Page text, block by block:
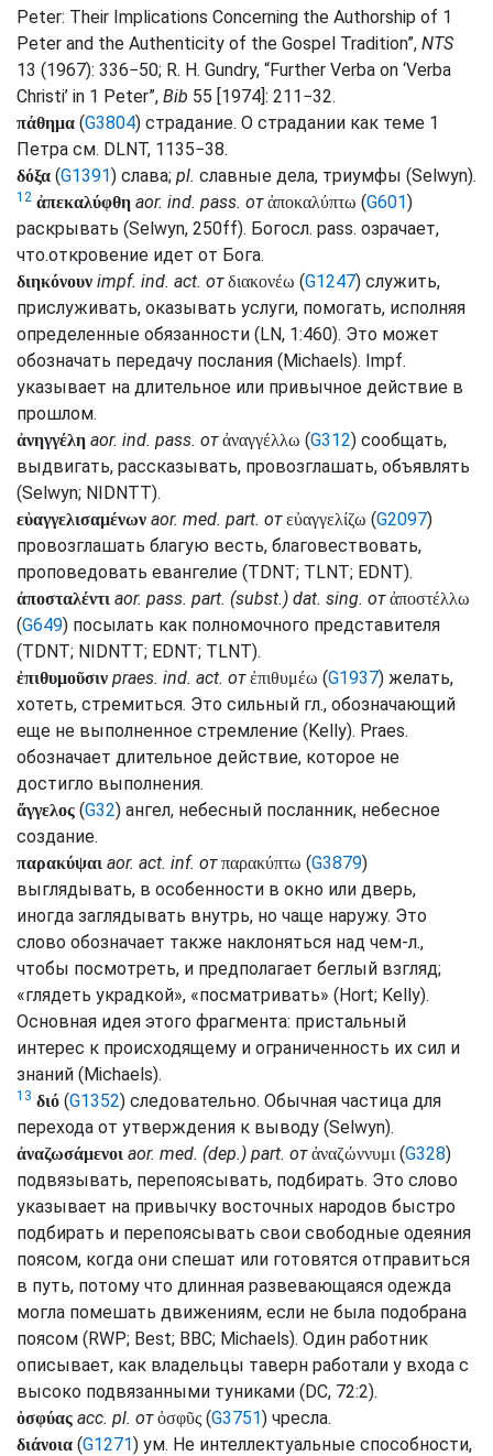
Peter: Their Implications Concerning the Authorship of 1
Peter and the Authenticity of the Gospel Tradition”, NTS
13 (1967): 336−50; R. H. Gundry, “Further Verba on ‘Verba
Christi’ in 1 Peter”, Bib 55 [1974]: 211−32.
πάθημα (G3804) страдание. О страдании как теме 1
Петра см. DLNT, 1135−38.
δόξα (G1391) слава; pl. славные дела, триумфы (Selwyn).
12 ἀπεκαλύφθη aor. ind. pass. от ἀποκαλύπτω (G601)
раскрывать (Selwyn, 250ff). Богосл. pass. озрачает,
что.откровение идет от Бога.
διηκόνουν impf. ind. act. от διακονέω (G1247) служить,
прислуживать, оказывать услуги, помогать, исполняя
определенные обязанности (LN, 1:460). Это может
обозначать передачу послания (Michaels). Impf.
указывает на длительное или привычное действие в
прошлом.
ἀνηγγέλη aor. ind. pass. от ἀναγγέλλω (G312) сообщать,
выдвигать, рассказывать, провозглашать, объявлять
(Selwyn; NIDNTT).
εὐαγγελισαμένων aor. med. part. от εὐαγγελίζω (G2097)
провозглашать благую весть, благовествовать,
проповедовать евангелие (TDNT; TLNT; EDNT).
ἀποσταλέντι aor. pass. part. (subst.) dat. sing. от ἀποστέλλω
(G649) посылать как полномочного представителя
(TDNT; NIDNTT; EDNT; TLNT).
ἐπιθυμοῦσιν praes. ind. act. от ἐπιθυμέω (G1937) желать,
хотеть, стремиться. Это сильный гл., обозначающий
еще не выполненное стремление (Kelly). Praes.
обозначает длительное действие, которое не
достигло выполнения.
ἄγγελος (G32) ангел, небесный посланник, небесное
создание.
παρακύψαι aor. act. inf. от παρακύπτω (G3879)
выглядывать, в особенности в окно или дверь,
иногда заглядывать внутрь, но чаще наружу. Это
слово обозначает также наклоняться над чем-л.,
чтобы посмотреть, и предполагает беглый взгляд;
«глядеть украдкой», «посматривать» (Hort; Kelly).
Основная идея этого фрагмента: пристальный
интерес к происходящему и ограниченность их сил и
знаний (Michaels).
13 διό (G1352) следовательно. Обычная частица для
перехода от утверждения к выводу (Selwyn).
ἀναζωσάμενοι aor. med. (dep.) part. от ἀναζώννυμι(G328)
подвязывать, перепоясывать, подбирать. Это слово
указывает на привычку восточных народов быстро
подбирать и перепоясывать свои свободные одеяния
поясом, когда они спешат или готовятся отправиться
в путь, потому что длинная развевающаяся одежда
могла помешать движениям, если не была подобрана
поясом (RWP; Best; BBC; Michaels). Один работник
описывает, как владельцы таверн работали у входа с
высоко подвязанными туниками (DC, 72:2).
ὀσφύας acc. pl. от ὀσφῦς (G3751) чресла.
διάνοια (G1271) ум. Не интеллектуальные способности,